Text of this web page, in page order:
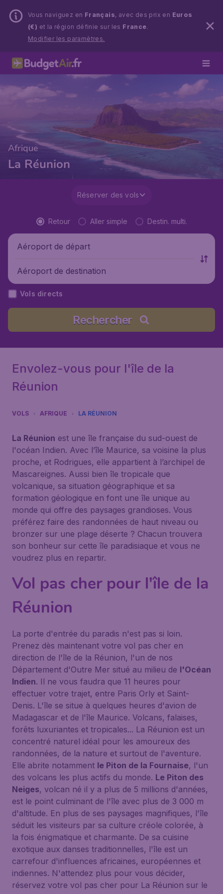
Vous naviguez en Français, avec des prix en Euros
(€) et la région définie sur les France.
Modifier les paramètres.
Afrique
La Réunion
Réserver des vols
Retour Aller simple Destin. multi.
Aéroport de départ
Aéroport de destination
Vols directs
Rechercher
Envolez-vous pour l'île de la
Réunion
VOLS AFRIQUE LA RÉUNION
La Réunion est une île française du sud-ouest de
l'océan Indien. Avec l’île Maurice, sa voisine la plus
proche, et Rodrigues, elle appartient à l’archipel de
Mascareignes. Aussi bien île tropicale que
volcanique, sa situation géographique et sa
formation géologique en font une île unique au
monde qui offre des paysages grandioses. Vous
préférez faire des randonnées de haut niveau ou
bronzer sur une plage déserte ? Chacun trouvera
son bonheur sur cette île paradisiaque et vous ne
voudrez plus en repartir.
Vol pas cher pour l'île de la
Réunion
La porte d'entrée du paradis n'est pas si loin.
Prenez dès maintenant votre vol pas cher en
direction de l'île de la Réunion, l'un de nos
Département d'Outre Mer situé au milieu de l'Océan
Indien. Il ne vous faudra que 11 heures pour
effectuer votre trajet, entre Paris Orly et Saint-
Denis. L'île se situe à quelques heures d'avion de
Madagascar et de l'île Maurice. Volcans, falaises,
forêts luxuriantes et tropicales... La Réunion est un
concentré naturel idéal pour les amoureux des
randonnées, de la nature et surtout de l'aventure.
Elle abrite notamment le Piton de la Fournaise, l'un
des volcans les plus actifs du monde. Le Piton des
Neiges, volcan né il y a plus de 5 millions d'années,
est le point culminant de l'île avec plus de 3 000 m
d'altitude. En plus de ses paysages magnifiques, l'île
séduit les visiteurs par sa culture créole colorée, à
la fois énigmatique et charmante. De sa cuisine
exotique aux danses traditionnelles, l'île est un
carrefour d'influences africaines, européennes et
indiennes. N'attendez plus pour vous décider,
réservez votre vol pas cher pour La Réunion sur le